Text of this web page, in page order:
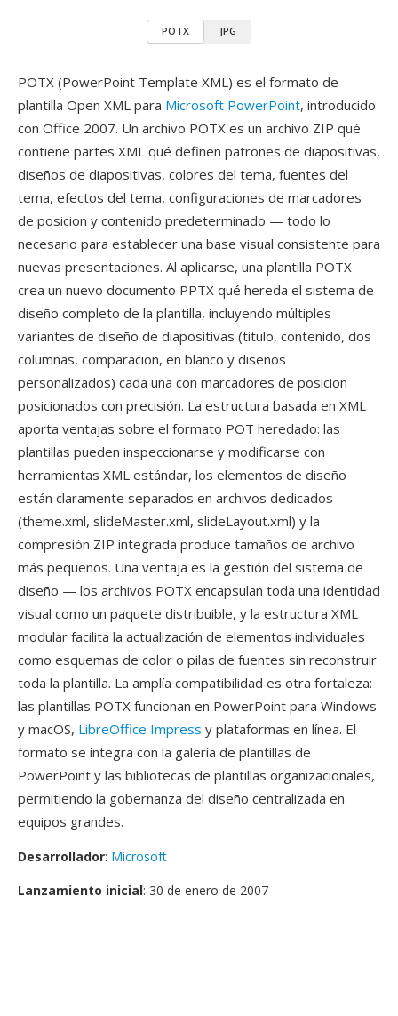
POTX JPG
POTX (PowerPoint Template XML) es el formato de
plantilla Open XML para Microsoft PowerPoint, introducido
con Office 2007. Un archivo POTX es un archivo ZIP qué
contiene partes XML qué definen patrones de diapositivas,
diseños de diapositivas, colores del tema, fuentes del
tema, efectos del tema, configuraciones de marcadores
de posicion y contenido predeterminado — todo lo
necesario para establecer una base visual consistente para
nuevas presentaciones. Al aplicarse, una plantilla POTX
crea un nuevo documento PPTX qué hereda el sistema de
diseño completo de la plantilla, incluyendo múltiples
variantes de diseño de diapositivas (titulo, contenido, dos
columnas, comparacion, en blanco y diseños
personalizados) cada una con marcadores de posicion
posicionados con precisión. La estructura basada en XML
aporta ventajas sobre el formato POT heredado: las
plantillas pueden inspeccionarse y modificarse con
herramientas XML estándar, los elementos de diseño
están claramente separados en archivos dedicados
(theme.xml, slideMaster.xml, slideLayout.xml) y la
compresión ZIP integrada produce tamaños de archivo
más pequeños. Una ventaja es la gestión del sistema de
diseño — los archivos POTX encapsulan toda una identidad
visual como un paquete distribuible, y la estructura XML
modular facilita la actualización de elementos individuales
como esquemas de color o pilas de fuentes sin reconstruir
toda la plantilla. La amplía compatibilidad es otra fortaleza:
las plantillas POTX funcionan en PowerPoint para Windows
y macOS, LibreOffice Impress y plataformas en línea. El
formato se integra con la galería de plantillas de
PowerPoint y las bibliotecas de plantillas organizacionales,
permitiendo la gobernanza del diseño centralizada en
equipos grandes.
Desarrollador: Microsoft
Lanzamiento inicial: 30 de enero de 2007